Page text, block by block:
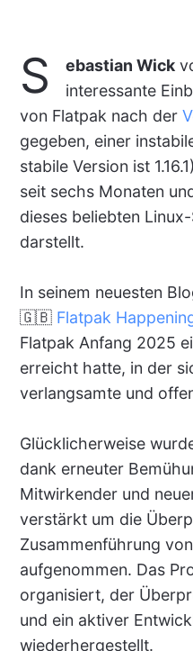
S ebastian Wick
interessante
von Flatpak nach der
gegeben, einer
stabile Version ist
seit sechs Monaten
dieses beliebten
darstellt.
In seinem neuesten
🇬🇧 Flatpak
Flatpak Anfang 2025
erreicht hatte, in der
verlangsamte und
Glücklicherweise
dank erneuter
Mitwirkender und
verstärkt um die
Zusammenführung
aufgenommen. Das
organisiert, der
und ein aktiver
wiederhergestellt.